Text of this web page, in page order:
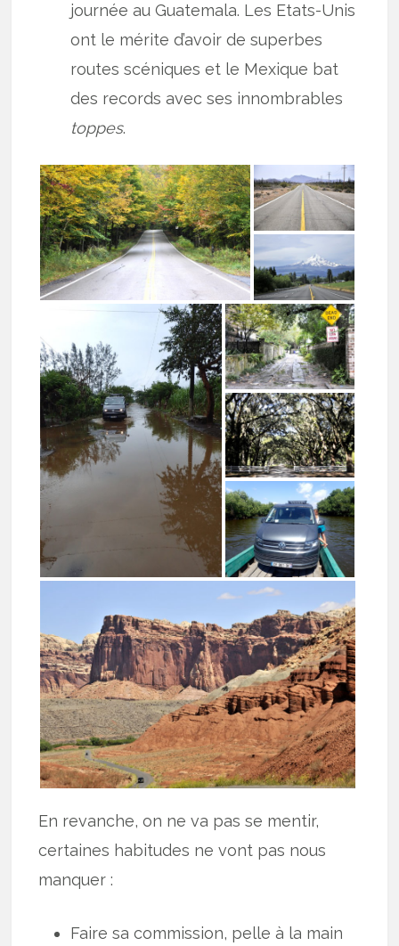
journée au Guatemala. Les Etats-Unis
ont le mérite d’avoir de superbes
routes scéniques et le Mexique bat
des records avec ses innombrables
toppes.
En revanche, on ne va pas se mentir,
certaines habitudes ne vont pas nous
manquer :
Faire sa commission, pelle à la main